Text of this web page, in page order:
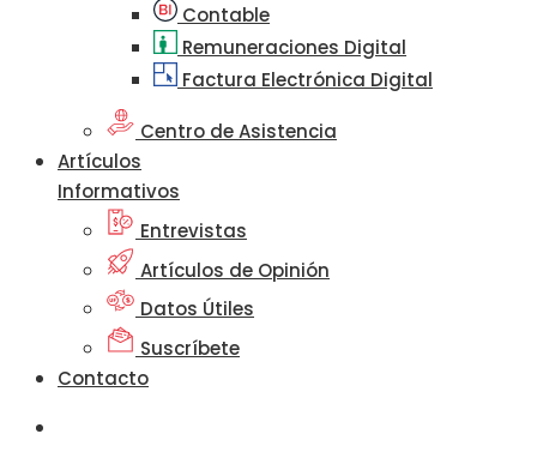
Contable
Remuneraciones Digital
Factura Electrónica Digital
Centro de Asistencia
Artículos
Informativos
Entrevistas
Artículos de Opinión
Datos Útiles
Suscríbete
Contacto